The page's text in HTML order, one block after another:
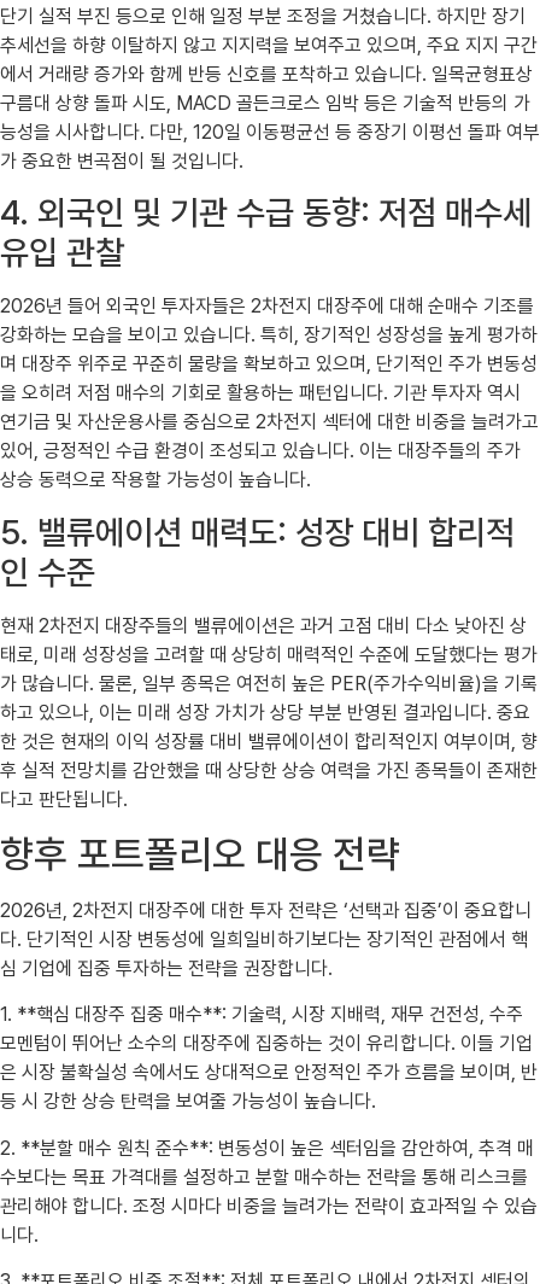
단기 실적 부진 등으로 인해 일정 부분 조정을 거쳤습니다. 하지만 장기
추세선을 하향 이탈하지 않고 지지력을 보여주고 있으며, 주요 지지 구간
에서 거래량 증가와 함께 반등 신호를 포착하고 있습니다. 일목균형표상
구름대 상향 돌파 시도, MACD 골든크로스 임박 등은 기술적 반등의 가
능성을 시사합니다. 다만, 120일 이동평균선 등 중장기 이평선 돌파 여부
가 중요한 변곡점이 될 것입니다.
4. 외국인 및 기관 수급 동향: 저점 매수세
유입 관찰
2026년 들어 외국인 투자자들은 2차전지 대장주에 대해 순매수 기조를
강화하는 모습을 보이고 있습니다. 특히, 장기적인 성장성을 높게 평가하
며 대장주 위주로 꾸준히 물량을 확보하고 있으며, 단기적인 주가 변동성
을 오히려 저점 매수의 기회로 활용하는 패턴입니다. 기관 투자자 역시
연기금 및 자산운용사를 중심으로 2차전지 섹터에 대한 비중을 늘려가고
있어, 긍정적인 수급 환경이 조성되고 있습니다. 이는 대장주들의 주가
상승 동력으로 작용할 가능성이 높습니다.
5. 밸류에이션 매력도: 성장 대비 합리적
인 수준
현재 2차전지 대장주들의 밸류에이션은 과거 고점 대비 다소 낮아진 상
태로, 미래 성장성을 고려할 때 상당히 매력적인 수준에 도달했다는 평가
가 많습니다. 물론, 일부 종목은 여전히 높은 PER(주가수익비율)을 기록
하고 있으나, 이는 미래 성장 가치가 상당 부분 반영된 결과입니다. 중요
한 것은 현재의 이익 성장률 대비 밸류에이션이 합리적인지 여부이며, 향
후 실적 전망치를 감안했을 때 상당한 상승 여력을 가진 종목들이 존재한
다고 판단됩니다.
향후 포트폴리오 대응 전략
2026년, 2차전지 대장주에 대한 투자 전략은 ‘선택과 집중’이 중요합니
다. 단기적인 시장 변동성에 일희일비하기보다는 장기적인 관점에서 핵
심 기업에 집중 투자하는 전략을 권장합니다.
1. **핵심 대장주 집중 매수**: 기술력, 시장 지배력, 재무 건전성, 수주
모멘텀이 뛰어난 소수의 대장주에 집중하는 것이 유리합니다. 이들 기업
은 시장 불확실성 속에서도 상대적으로 안정적인 주가 흐름을 보이며, 반
등 시 강한 상승 탄력을 보여줄 가능성이 높습니다.
2. **분할 매수 원칙 준수**: 변동성이 높은 섹터임을 감안하여, 추격 매
수보다는 목표 가격대를 설정하고 분할 매수하는 전략을 통해 리스크를
관리해야 합니다. 조정 시마다 비중을 늘려가는 전략이 효과적일 수 있습
니다.